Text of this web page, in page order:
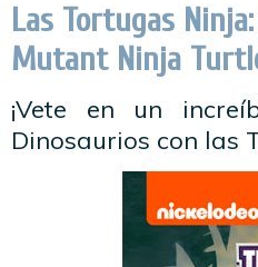
Las Tortugas
Mutant Ninja
¡Vete en un
Dinosaurios con las